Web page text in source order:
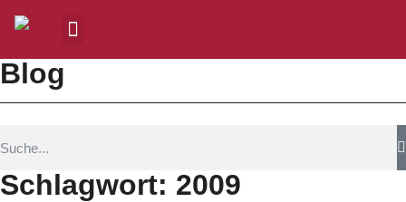
Blog
Schlagwort: 2009